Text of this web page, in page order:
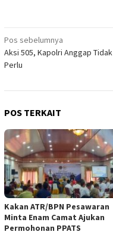
Navigasi
pos
Pos sebelumnya
Aksi 505, Kapolri Anggap Tidak
Perlu
POS TERKAIT
Kakan ATR/BPN Pesawaran
Minta Enam Camat Ajukan
Permohonan PPATS